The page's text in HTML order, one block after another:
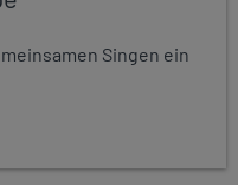
Singen ein